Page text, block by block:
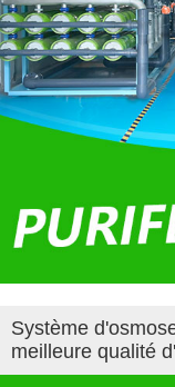
Système
meilleure qualité